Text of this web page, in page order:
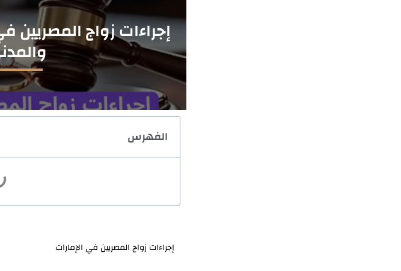
إجراءات زواج المصريين
الفهرس
إجراءات زواج المصريين في الإمارات